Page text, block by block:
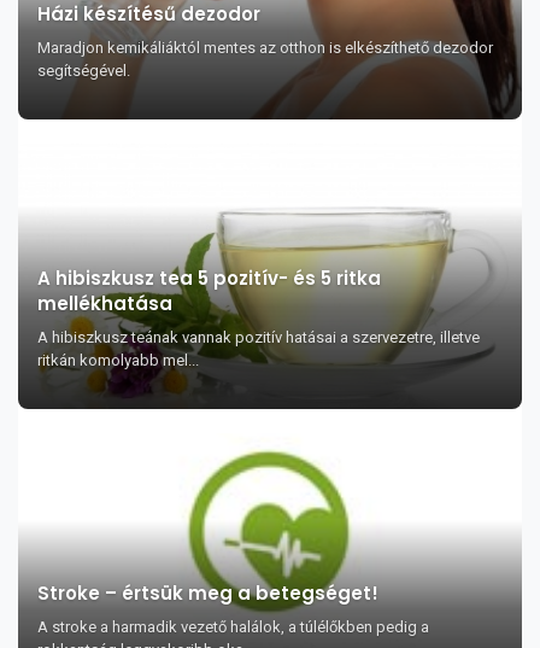
Házi készítésű dezodor
Maradjon kemikáliáktól mentes az otthon is elkészíthető dezodor
segítségével.
A hibiszkusz tea 5 pozitív- és 5 ritka
mellékhatása
A hibiszkusz teának vannak pozitív hatásai a szervezetre, illetve
ritkán komolyabb mel...
Stroke – értsük meg a betegséget!
A stroke a harmadik vezető halálok, a túlélőkben pedig a